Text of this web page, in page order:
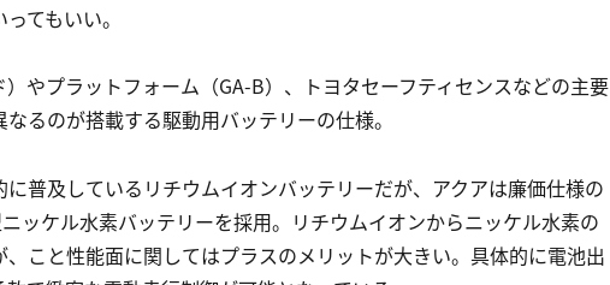
てもいい。
やプラットフォーム（GA-B）、トヨタセーフティセンスなどの主要
るのが搭載する駆動用バッテリーの仕様。
普及しているリチウムイオンバッテリーだが、アクアは廉価仕様の
ッケル水素バッテリーを採用。リチウムイオンからニッケル水素の
こと性能面に関してはプラスのメリットが大きい。具体的に電池出